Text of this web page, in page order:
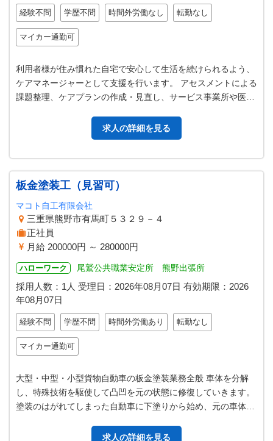
経験不問 学歴不問 時間外労働なし 転勤なし
マイカー通勤可
利用者様が住み慣れた自宅で安心して生活を続けられるよう、
ケアマネージャーとして支援を行います。 アセスメントによる
課題整理、ケアプランの作成・見直し、サービス事業所や医療
求人の詳細を見る
板金塗装工（見習可）
マコト自工有限会社
三重県熊野市有馬町５３２９－４
正社員
月給 200000円 ～ 280000円
ハローワーク 尾鷲公共職業安定所 熊野出張所
採用人数：1人 受理日： 2026年08月07日 有効期限： 2026
年08月07日
経験不問 学歴不問 時間外労働あり 転勤なし
マイカー通勤可
大型・中型・小型貨物自動車の板金塗装業務全般 車体を分解
し、特殊技術を駆使して凸凹を元の状態に修復していきます。
塗装のはがれてしまった自動車に下塗りから始め、元の車体の
求人の詳細を見る